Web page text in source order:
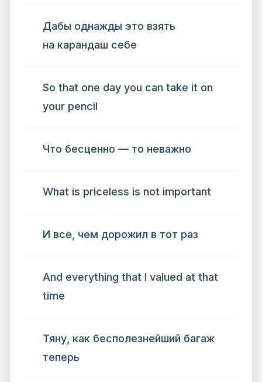
Дабы однажды это взять
на карандаш себе
So that one day you can take it on
your pencil
Что бесценно — то неважно
What is priceless is not important
И все, чем дорожил в тот раз
And everything that I valued at that
time
Тяну, как бесполезнейший багаж
теперь